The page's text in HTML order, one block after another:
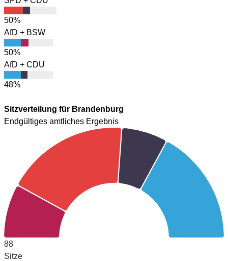
50%
AfD + BSW
50%
AfD + CDU
48%
Sitzverteilung für Brandenburg
Endgültiges amtliches Ergebnis
88
Sitze